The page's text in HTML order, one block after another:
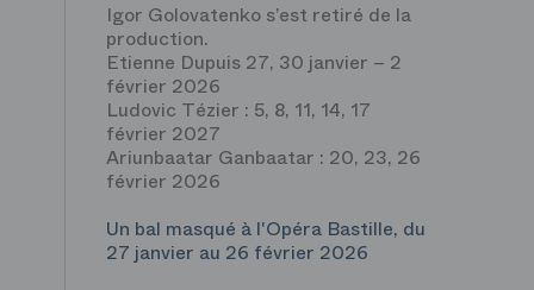
Igor Golovatenko s’est retiré de la
production.
Etienne Dupuis 27, 30 janvier – 2
février 2026
Ludovic Tézier : 5, 8, 11, 14, 17
février 2027
Ariunbaatar Ganbaatar : 20, 23, 26
février 2026
Un bal masqué à l'Opéra Bastille, du
27 janvier au 26 février 2026